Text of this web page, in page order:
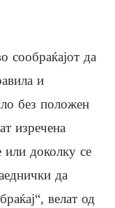
сообраќајот да
и
без положен
изречена
или доколку се
да
велат од